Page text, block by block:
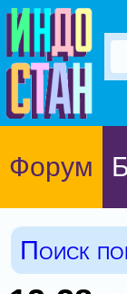
Форум
Поиск